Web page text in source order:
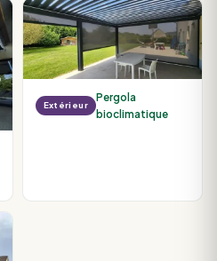
Extérieur
Pergola
bioclimatique